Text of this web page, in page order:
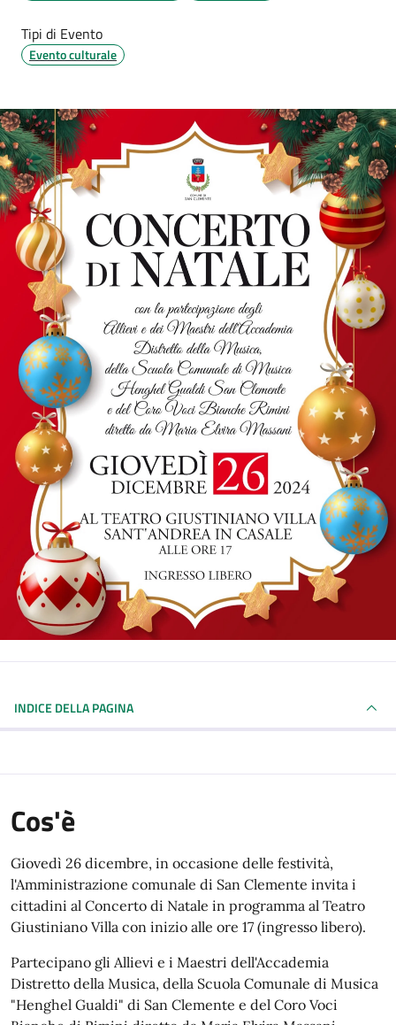
Tipi di Evento
Evento culturale
INDICE DELLA PAGINA
Cos'è
Giovedì 26 dicembre, in occasione delle festività,
l'Amministrazione comunale di San Clemente invita i
cittadini al Concerto di Natale in programma al Teatro
Giustiniano Villa con inizio alle ore 17 (ingresso libero).
Partecipano gli Allievi e i Maestri dell'Accademia
Distretto della Musica, della Scuola Comunale di Musica
"Henghel Gualdi" di San Clemente e del Coro Voci